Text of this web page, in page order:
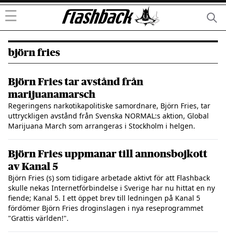
☰
björn fries
Björn Fries tar avstånd från
marijuanamarsch
Regeringens narkotikapolitiske samordnare, Björn Fries, tar
uttryckligen avstånd från Svenska NORMAL:s aktion, Global
Marijuana March som arrangeras i Stockholm i helgen.
Björn Fries uppmanar till annonsbojkott
av Kanal 5
Björn Fries (s) som tidigare arbetade aktivt för att Flashback
skulle nekas Internetförbindelse i Sverige har nu hittat en ny
fiende; Kanal 5. I ett öppet brev till ledningen på Kanal 5
fördömer Björn Fries droginslagen i nya reseprogrammet
"Grattis världen!".